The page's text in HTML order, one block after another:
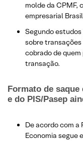
molde da CPMF,
empresarial
Segundo
sobre transações
cobrado de quem
transação.
Formato de
e do PIS/Pasep
De acordo com a
Economia segue